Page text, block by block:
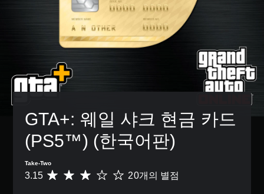
GTA+: 웨일 샤크 현금 카드
(PS5™) (한국어판)
Take-Two
총
3.15 20개의 별점